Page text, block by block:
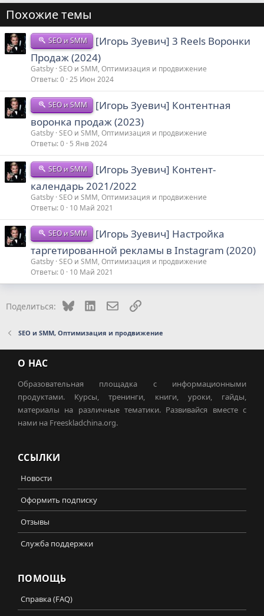
Похожие темы
SEO и SMM
[Игорь Зуевич] 3 Reels Воронки
Продаж (2024)
Gatsby SEO и SMM, Оптимизация и продвижение
Ответы 0 25 Июн 2024
SEO и SMM
[Игорь Зуевич] Контентная
воронка продаж (2023)
Gatsby SEO и SMM, Оптимизация и продвижение
Ответы 0 5 Янв 2024
SEO и SMM
[Игорь Зуевич] Контент-
календарь 2021/2022
Gatsby SEO и SMM, Оптимизация и продвижение
Ответы 0 10 Май 2021
SEO и SMM
[Игорь Зуевич] Настройка
таргетированной рекламы в Instagram (2020)
Gatsby SEO и SMM, Оптимизация и продвижение
Ответы 0 10 Май 2021
Поделиться: Bluesky LinkedInЭлектронная почта
Ссылка
SEO и SMM, Оптимизация и продвижение
О НАС
Образовательная площадка с информационными
продуктами. Курсы, тренинги, книги, уроки, гайды,
материалы на различные тематики. Развивайся вместе с
нами на Freeskladchina.org.
ССЫЛКИ
Новости
Оформить подписку
Отзывы
Служба поддержки
ПОМОЩЬ
Справка (FAQ)